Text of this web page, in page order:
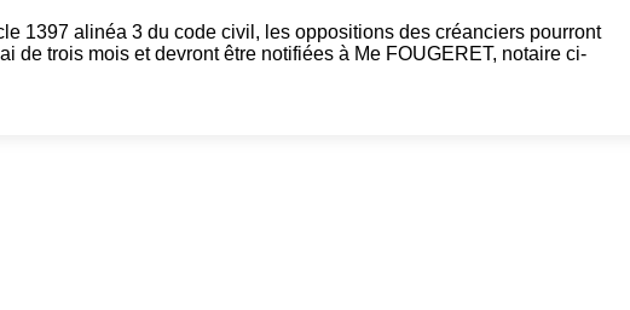
1397 alinéa 3 du code civil, les oppositions des créanciers pourront
de trois mois et devront être notifiées à Me FOUGERET, notaire ci-